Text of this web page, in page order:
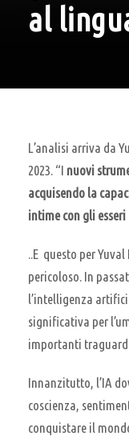
al
L’analisi arriva da
2023. “I nuovi
acquisendo la
intime con gli
..E questo per
pericoloso. In
l’intelligenza
significativa per
importanti
Innanzitutto, l’IA
coscienza,
conquistare il